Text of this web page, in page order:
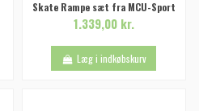
Skate Rampe sæt fra MCU-Sport
1.339,00 kr.
Læg i indkøbskurv